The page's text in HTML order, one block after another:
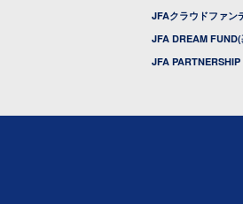
JFAクラウドファン
JFA DREAM FUND(
JFA